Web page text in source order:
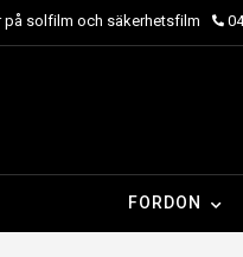
på solfilm och säkerhetsfilm
FORDON